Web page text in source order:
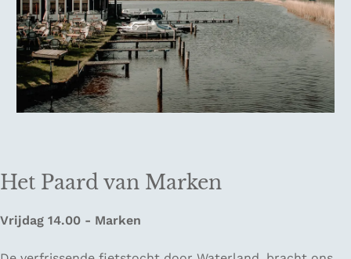
Het Paard van Marken
Vrijdag 14.00 - Marken